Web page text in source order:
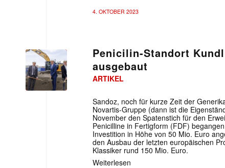
4. OKTOBER 2023
Penicilin-Standort
ausgebaut
ARTIKEL
Sandoz, noch für kurze Zeit der
Novartis-Gruppe (dann ist die
November den Spatenstich für den
Penicilline in Fertigform (FDF)
Investition in Höhe von 50 Mio. Euro
den Ausbau der letzten europäischen
Klassiker rund 150 Mio. Euro.
Weiterlesen